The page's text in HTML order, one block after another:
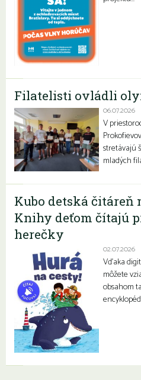
Filatelisti ovládli
06.07.2026
V
stretávajú
mladých
Kubo detská čitáreň
Knihy deťom čítajú
herečky
02.07.2026
Vďaka
môžete
obsahom